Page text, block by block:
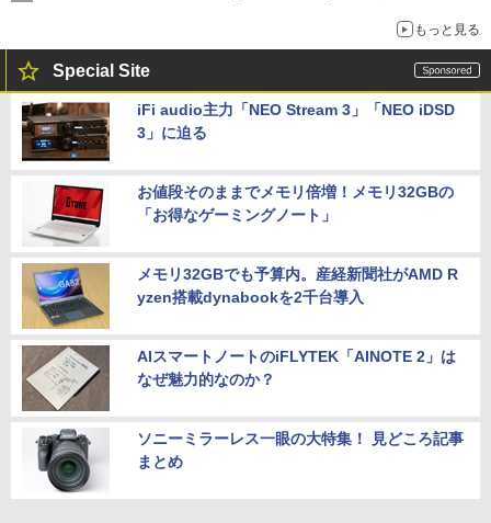
もっと見る
Special Site
iFi audio主力「NEO Stream 3」「NEO iDSD
3」に迫る
お値段そのままでメモリ倍増！メモリ32GBの
「お得なゲーミングノート」
メモリ32GBでも予算内。産経新聞社がAMD R
yzen搭載dynabookを2千台導入
AIスマートノートのiFLYTEK「AINOTE 2」は
なぜ魅力的なのか？
ソニーミラーレス一眼の大特集！ 見どころ記事
まとめ